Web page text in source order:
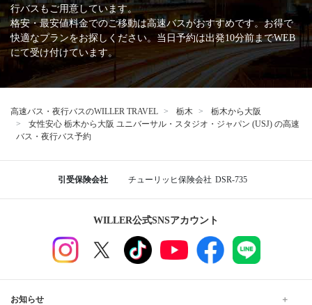
行バスもご用意しています。
格安・最安値料金でのご移動は高速バスがおすすめです。お得で
快適なプランをお探しください。当日予約は出発10分前までWEB
にて受け付けています。
高速バス・夜行バスのWILLER TRAVEL 栃木
栃木から大阪
女性安心 栃木から大阪 ユニバーサル・スタジオ・ジャパン (USJ) の高速
バス・夜行バス予約
引受保険会社 チューリッヒ保険会社 DSR-735
WILLER公式SNSアカウント
お知らせ